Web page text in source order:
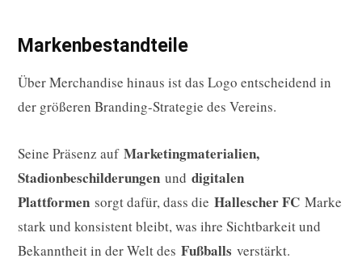
Markenbestandteile
Über Merchandise hinaus ist das Logo entscheidend in
der größeren Branding-Strategie des Vereins.
Seine Präsenz auf Marketingmaterialien,
Stadionbeschilderungen und digitalen
Plattformen sorgt dafür, dass die Hallescher FC Marke
stark und konsistent bleibt, was ihre Sichtbarkeit und
Bekanntheit in der Welt des Fußballs verstärkt.